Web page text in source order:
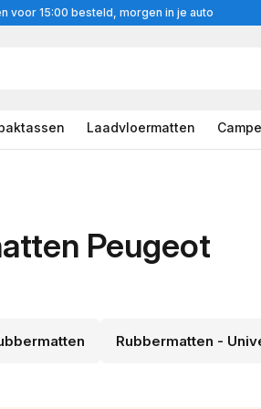
voor 15:00 besteld, morgen in je auto
Laadvloermatten
Peugeot
Rubbermatten -